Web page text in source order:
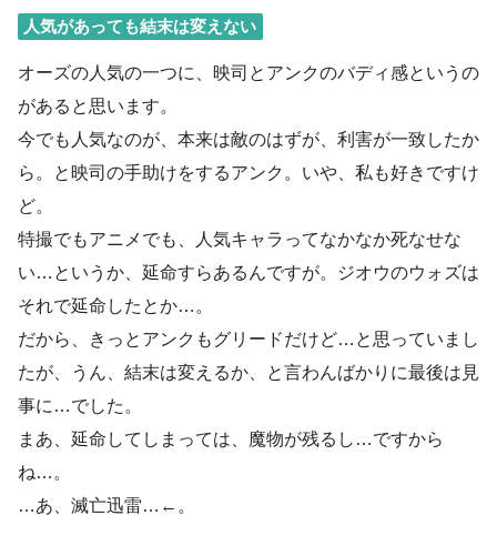
人気があっても結末は変えない
オーズの人気の一つに、映司とアンクのバディ感というの
があると思います。
今でも人気なのが、本来は敵のはずが、利害が一致したか
ら。と映司の手助けをするアンク。いや、私も好きですけ
ど。
特撮でもアニメでも、人気キャラってなかなか死なせな
い…というか、延命すらあるんですが。ジオウのウォズは
それで延命したとか…。
だから、きっとアンクもグリードだけど…と思っていまし
たが、うん、結末は変えるか、と言わんばかりに最後は見
事に…でした。
まあ、延命してしまっては、魔物が残るし…ですから
ね…。
…あ、滅亡迅雷…←。